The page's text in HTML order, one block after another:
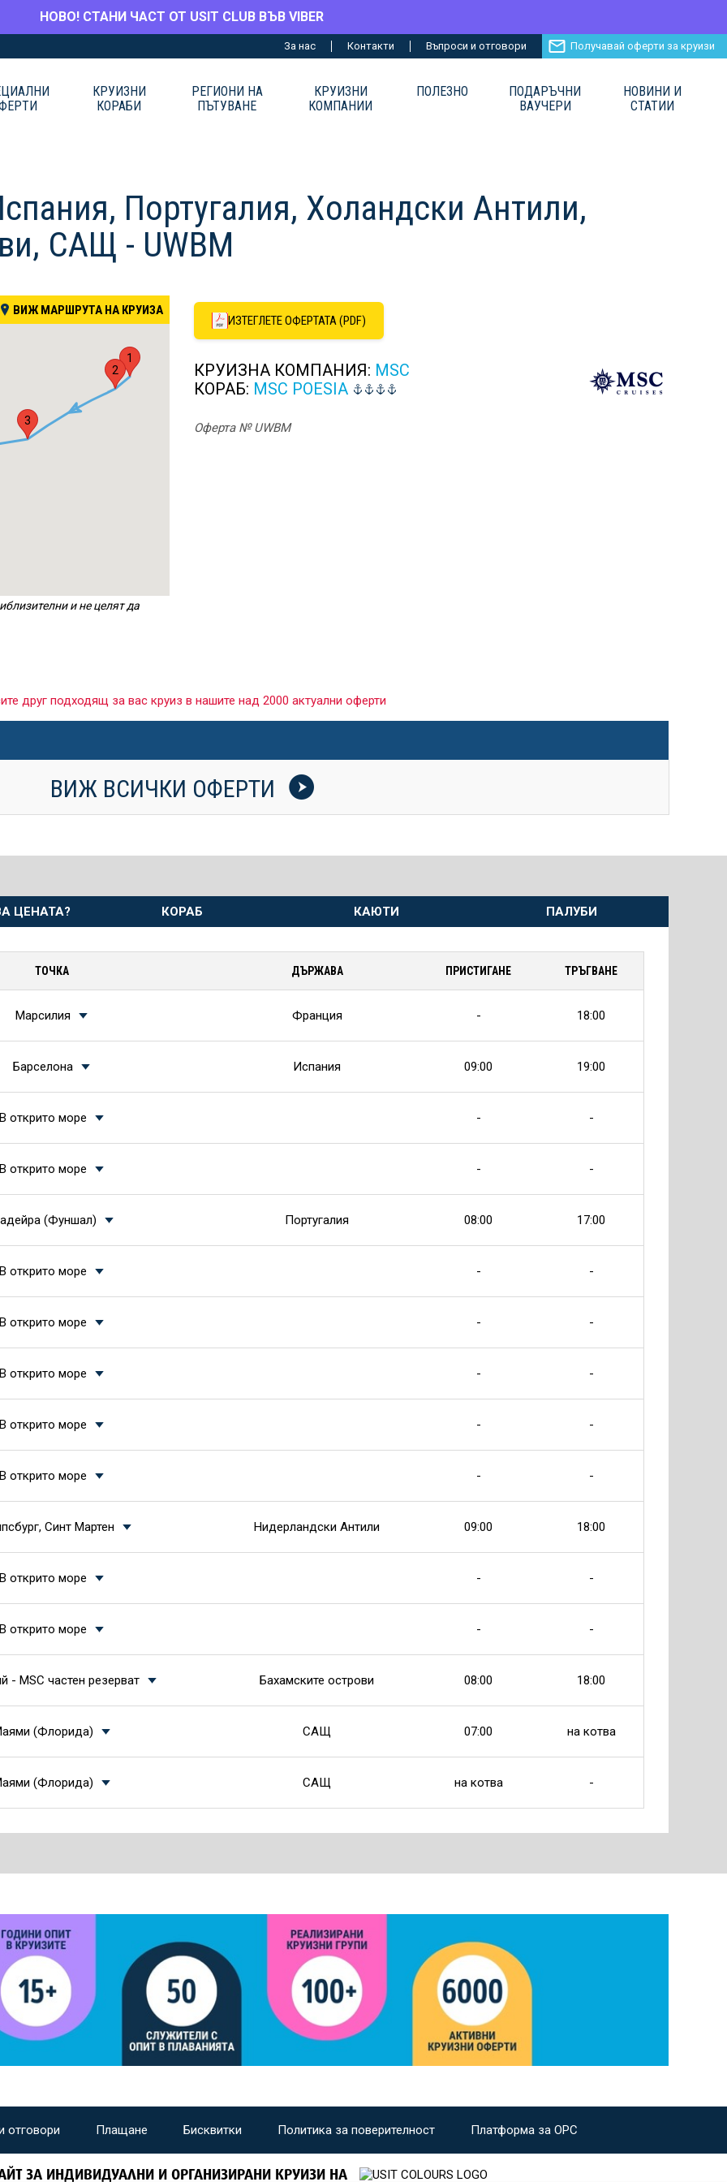
НОВО! СТАНИ ЧАСТ ОТ USIT CLUB ВЪВ VIBER
За нас Контакти Въпроси и отговори Получавай оферти за круизи
КРУИЗНИ
КОРАБИ
РЕГИОНИ НА
ПЪТУВАНЕ
КРУИЗНИ
КОМПАНИИ
ПОЛЕЗНО
ПОДАРЪЧНИ
ВАУЧЕРИ
НОВИНИ И
СТАТИИ
Португалия, Холандски Антили,
САЩ - UWBM
1
2
3
ВИЖ МАРШРУТА НА КРУИЗА
и не целят да
ИЗТЕГЛЕТЕ ОФЕРТАТА (PDF)
КРУИЗНА КОМПАНИЯ: MSC
КОРАБ: MSC POESIA
Оферта № UWBM
друг подходящ за вас круиз в нашите над 2000 актуални оферти
ВИЖ ВСИЧКИ ОФЕРТИ
ЦЕНАТА? КОРАБ КАЮТИ ПАЛУБИ
ТОЧКА ДЪРЖАВА ПРИСТИГАНЕ ТРЪГВАНЕ
Марсилия Франция - 18:00
Барселона Испания 09:00 19:00
В открито море - -
В открито море - -
(Фуншал) Португалия 08:00 17:00
В открито море - -
В открито море - -
В открито море - -
В открито море - -
В открито море - -
Синт Мартен Нидерландски Антили 09:00 18:00
В открито море - -
В открито море - -
- MSC частен резерват Бахамските острови 08:00 18:00
(Флорида) САЩ 07:00 на котва
(Флорида) САЩ на котва -
отговори Плащане Бисквитки Политика за поверителност Платформа за ОРС
ЗА ИНДИВИДУАЛНИ И ОРГАНИЗИРАНИ КРУИЗИ НА